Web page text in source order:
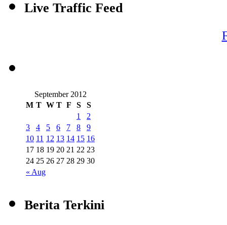
Live Traffic Feed
September 2012
M T W T F S S
« Aug
1
2
3
4 5 6 7 8
9
10 11 12 13 14 15 16
17 18 19 20 21 22 23
24 25 26 27 28 29 30
Berita Terkini